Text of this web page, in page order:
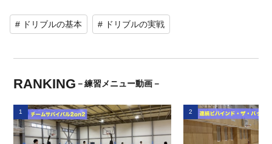
# ドリブルの基本 # ドリブルの実戦
RANKING －練習メニュー動画－
1 2